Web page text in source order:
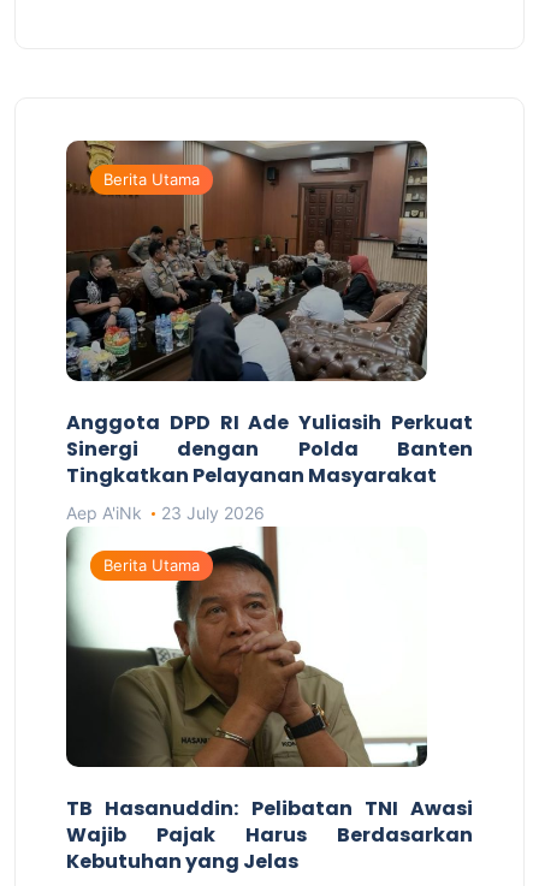
Berita Utama
Anggota DPD RI Ade Yuliasih Perkuat
Sinergi dengan Polda Banten
Tingkatkan Pelayanan Masyarakat
Aep A'iNk 23 July 2026
Berita Utama
TB Hasanuddin: Pelibatan TNI Awasi
Wajib Pajak Harus Berdasarkan
Kebutuhan yang Jelas